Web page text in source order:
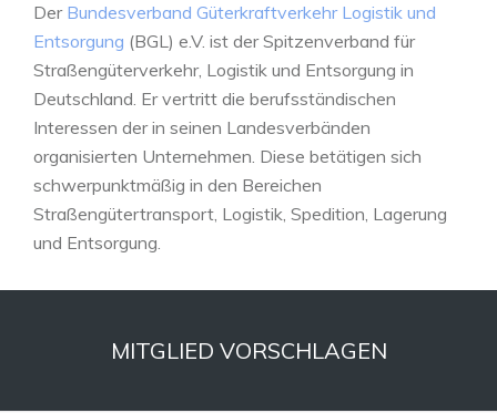
Der Bundesverband Güterkraftverkehr Logistik und
Entsorgung (BGL) e.V. ist der Spitzenverband für
Straßengüterverkehr, Logistik und Entsorgung in
Deutschland. Er vertritt die berufsständischen
Interessen der in seinen Landesverbänden
organisierten Unternehmen. Diese betätigen sich
schwerpunktmäßig in den Bereichen
Straßengütertransport, Logistik, Spedition, Lagerung
und Entsorgung.
MITGLIED VORSCHLAGEN